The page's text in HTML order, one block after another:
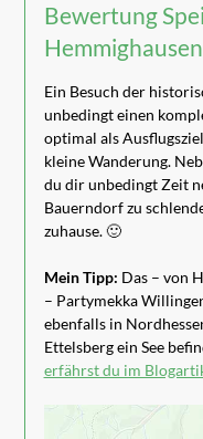
Bewertung
Hemmighausen
Ein Besuch der
unbedingt einen
optimal als
kleine Wanderung.
du dir unbedingt Zeit
Bauerndorf zu
zuhause. 🙂
Mein Tipp: Das – von
– Partymekka
ebenfalls in
Ettelsberg ein See
erfährst du im